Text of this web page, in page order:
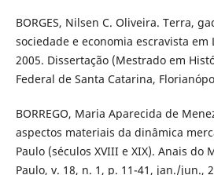
BORGES, Nilsen C. Oliveira. Terra,
sociedade e economia escravista em
2005. Dissertação (Mestrado em
Federal de Santa Catarina,
BORREGO, Maria Aparecida de
aspectos materiais da dinâmica
Paulo (séculos XVIII e XIX). Anais do
Paulo, v. 18, n. 1, p. 11-41, jan./jun.,